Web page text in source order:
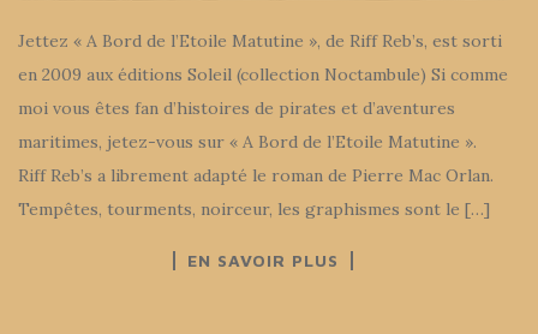
Jettez « A Bord de l’Etoile Matutine », de Riff Reb’s, est sorti
en 2009 aux éditions Soleil (collection Noctambule) Si comme
moi vous êtes fan d’histoires de pirates et d’aventures
maritimes, jetez-vous sur « A Bord de l’Etoile Matutine ».
Riff Reb’s a librement adapté le roman de Pierre Mac Orlan.
Tempêtes, tourments, noirceur, les graphismes sont le […]
EN SAVOIR PLUS